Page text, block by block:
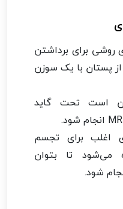
برای برداشتن
پستان با یک سوزن
است تحت گاید
اغلب برای تجسم
می‌شود تا بتوان
شود.